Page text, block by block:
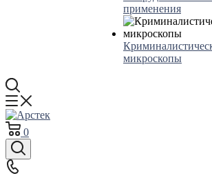
применения
микроскопы
0